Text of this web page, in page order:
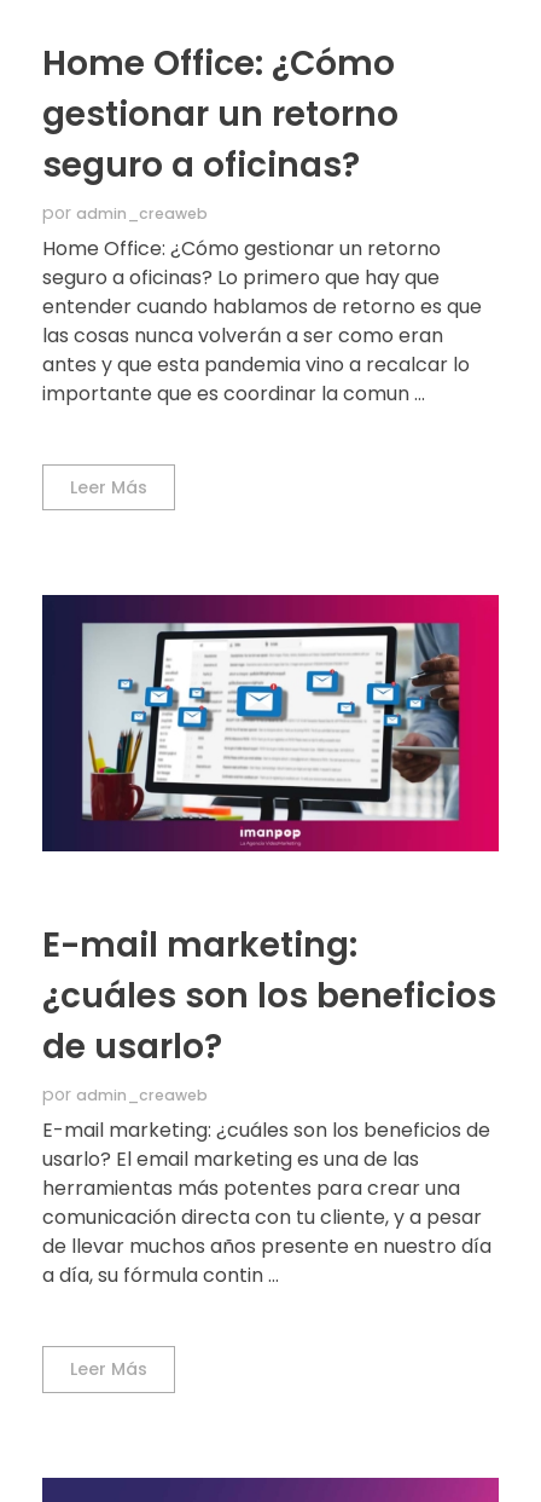
Home Office: ¿Cómo
gestionar un retorno
seguro a oficinas?
por admin_creaweb
Home Office: ¿Cómo gestionar un retorno
seguro a oficinas? Lo primero que hay que
entender cuando hablamos de retorno es que
las cosas nunca volverán a ser como eran
antes y que esta pandemia vino a recalcar lo
importante que es coordinar la comun ...
Leer Más
E-mail marketing:
¿cuáles son los beneficios
de usarlo?
por admin_creaweb
E-mail marketing: ¿cuáles son los beneficios de
usarlo? El email marketing es una de las
herramientas más potentes para crear una
comunicación directa con tu cliente, y a pesar
de llevar muchos años presente en nuestro día
a día, su fórmula contin ...
Leer Más